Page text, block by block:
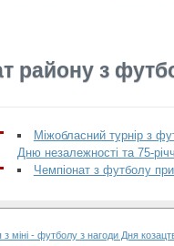
району з
Міжобласний турнір з
Дню незалежності та 75-
Чемпіонат з футболу
з міні - футболу з нагоди Дня